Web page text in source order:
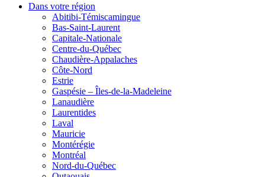
Dans votre région
Abitibi-Témiscamingue
Bas-Saint-Laurent
Capitale-Nationale
Centre-du-Québec
Chaudière-Appalaches
Côte-Nord
Estrie
Gaspésie – Îles-de-la-Madeleine
Lanaudière
Laurentides
Laval
Mauricie
Montérégie
Montréal
Nord-du-Québec